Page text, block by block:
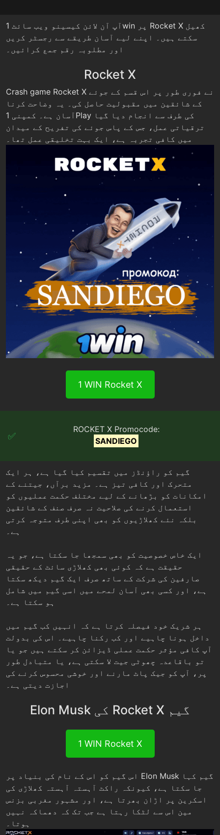
آپ آن لائن کیسینو ویب سائٹ 1win پر Rocket X کھیل
سکتے ہیں۔ اپنے لیے آسان طریقے سے رجسٹر کریں
اور مطلوبہ رقم جمع کرائیں۔
Rocket X
Crash game Rocket X نے فوری طور پر اس قسم کے جوئے
کے شائقین میں مقبولیت حاصل کی۔ یہ وضاحت کرنا
آسان ہے۔ کمپنی 1Play کی طرف سے انجام دیا گیا
ترقیاتی عمل، جس کے پاس جوئے کی تفریح کے میدان
میں کافی تجربہ ہے، ایک بہت تخلیقی عمل تھا۔
1 WIN Rocket X
ROCKET X Promocode:
SANDIEGO
گیم کو راؤنڈز میں تقسیم کیا گیا ہے، ہر ایک
متحرک اور کافی تیز ہے۔ مزید برآں، جیتنے کے
امکانات کو بڑھانے کے لیے مختلف حکمت عملیوں کو
استعمال کرنے کی صلاحیت نہ صرف صنف کے شائقین
بلکہ نئے کھلاڑیوں کو بھی اپنی طرف متوجہ کرتی
ہے۔
ایک خاص خصوصیت کو بھی سمجھا جا سکتا ہے، جو یہ
حقیقت ہے کہ کوئی بھی کھلاڑی سائٹ کے حقیقی
صارفین کی شرکت کے ساتھ صرف ایک گیم دیکھ سکتا
ہے، اور کسی بھی آسان لمحے میں اسی گیم میں شامل
ہو سکتا ہے۔
ہر شریک خود فیصلہ کرتا ہے کہ انہیں کب گیم میں
داخل ہونا چاہیے اور کب رکنا چاہیے۔ اس کی بدولت
آپ کافی مؤثر حکمت عملی ڈیزائن کر سکتے ہیں جو یا
تو باقاعدہ چھوٹی جیت لا سکتی ہے، یا متبادل طور
پر، آپ کو جیک پاٹ مارنے اور خوشی محسوس کرنے کی
اجازت دیتی ہے۔
Elon Musk کی Rocket X گیم
1 WIN Rocket X
اس گیم کو اس کے نام کی بنیاد پر Elon Musk گیم کہا
جا سکتا ہے، کیونکہ راکٹ آہستہ آہستہ کھلاڑی کی
اسکرین پر اڑان بھرتا ہے، اور مشہور مغربی بزنس
مین اس سے لٹکا رہتا ہے جب تک کہ دھماکہ نہیں
ہوتا۔